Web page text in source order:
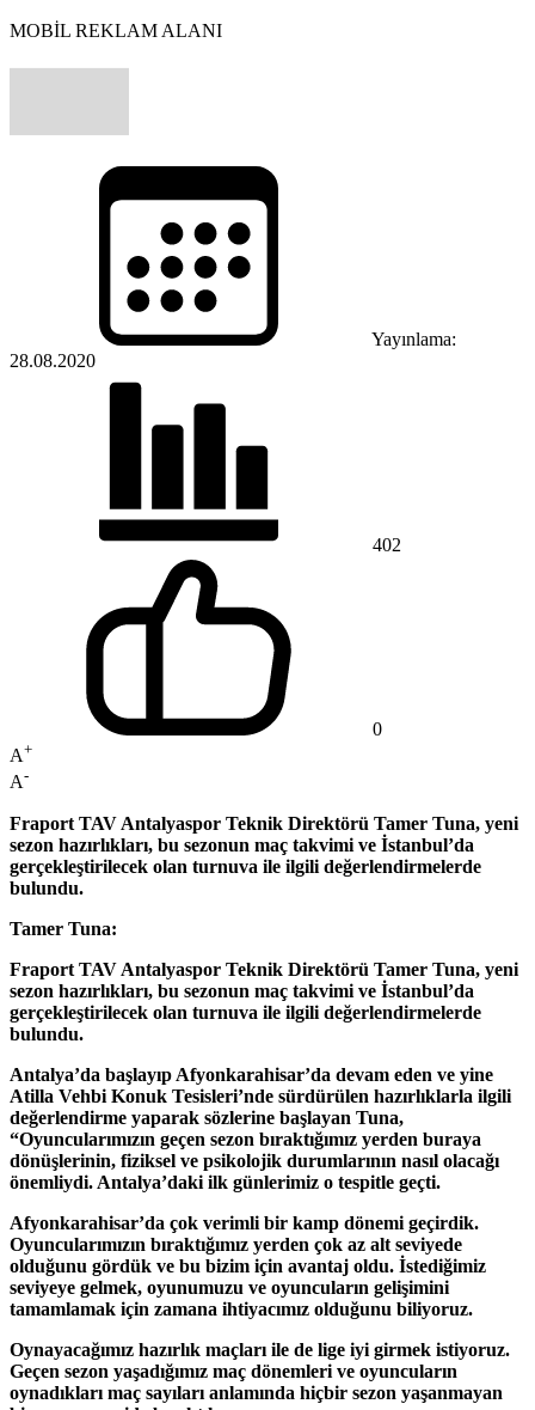
MOBİL REKLAM ALANI
Yayınlama:
28.08.2020
402
0
A+
A-
Fraport TAV Antalyaspor Teknik Direktörü Tamer Tuna, yeni
sezon hazırlıkları, bu sezonun maç takvimi ve İstanbul’da
gerçekleştirilecek olan turnuva ile ilgili değerlendirmelerde
bulundu.
Tamer Tuna:
Fraport TAV Antalyaspor Teknik Direktörü Tamer Tuna, yeni
sezon hazırlıkları, bu sezonun maç takvimi ve İstanbul’da
gerçekleştirilecek olan turnuva ile ilgili değerlendirmelerde
bulundu.
Antalya’da başlayıp Afyonkarahisar’da devam eden ve yine
Atilla Vehbi Konuk Tesisleri’nde sürdürülen hazırlıklarla ilgili
değerlendirme yaparak sözlerine başlayan Tuna,
“Oyuncularımızın geçen sezon bıraktığımız yerden buraya
dönüşlerinin, fiziksel ve psikolojik durumlarının nasıl olacağı
önemliydi. Antalya’daki ilk günlerimiz o tespitle geçti.
Afyonkarahisar’da çok verimli bir kamp dönemi geçirdik.
Oyuncularımızın bıraktığımız yerden çok az alt seviyede
olduğunu gördük ve bu bizim için avantaj oldu. İstediğimiz
seviyeye gelmek, oyunumuzu ve oyuncuların gelişimini
tamamlamak için zamana ihtiyacımız olduğunu biliyoruz.
Oynayacağımız hazırlık maçları ile de lige iyi girmek istiyoruz.
Geçen sezon yaşadığımız maç dönemleri ve oyuncuların
oynadıkları maç sayıları anlamında hiçbir sezon yaşanmayan